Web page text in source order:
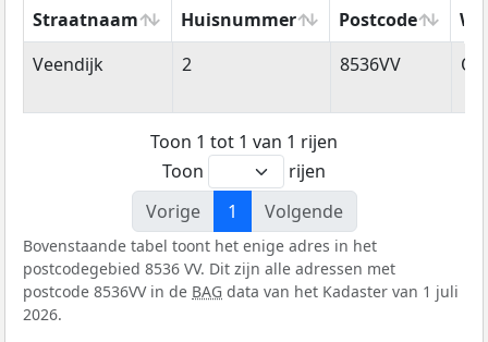
Straatnaam Huisnummer Postcode
Straatnaam
Huisnummer Postcode
Veendijk 2 8536VV
Toon 1 tot 1 van 1 rijen
Toon
rijen
Vorige
1 Volgende
Bovenstaande tabel toont het enige adres in het
postcodegebied 8536 VV. Dit zijn alle adressen met
postcode 8536VV in de BAG data van het Kadaster van 1 juli
2026.